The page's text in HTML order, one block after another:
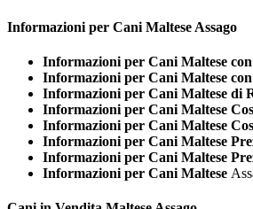
Informazioni per Cani Maltese Assago
Informazioni per Cani Maltese
Informazioni per Cani Maltese
Informazioni per Cani Maltese di
Informazioni per Cani Maltese
Informazioni per Cani Maltese
Informazioni per Cani Maltese
Informazioni per Cani Maltese
Informazioni per Cani Maltese